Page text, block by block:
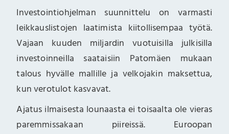
Investointiohjelman suunnittelu on varmasti
leikkauslistojen laatimista kiitollisempaa työtä.
Vajaan kuuden miljardin vuotuisilla julkisilla
investoinneilla saataisiin Patomäen mukaan
talous hyvälle mallille ja velkojakin maksettua,
kun verotulot kasvavat.
Ajatus ilmaisesta lounaasta ei toisaalta ole vieras
paremmissakaan piireissä. Euroopan